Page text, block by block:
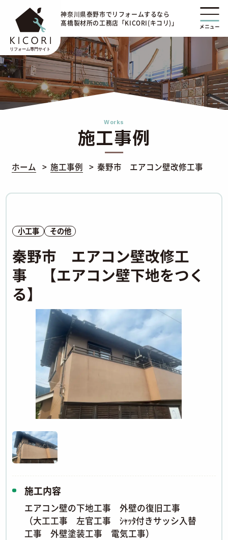
神奈川県泰野市でリフォームするなら
髙橋製材所の工務店「KICORI(キコリ)」
メニュー
Works
施工事例
ホーム 施工事例 秦野市 エアコン壁改修工事 【エ
小工事 その他
秦野市 エアコン壁改修工
事 【エアコン壁下地をつく
る】
施工内容
エアコン壁の下地工事 外壁の復旧工事
（大工工事 左官工事 ｼｬｯﾀ付きサッシ入替
工事 外壁塗装工事 電気工事）